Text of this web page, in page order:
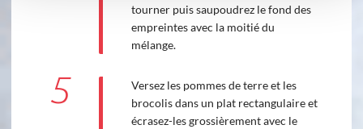
tourner puis saupoudrez le fond des
empreintes avec la moitié du
mélange.
5
Versez les pommes de terre et les
brocolis dans un plat rectangulaire et
écrasez-les grossièrement avec le